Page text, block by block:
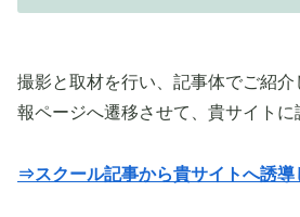
撮影と取材を行い、記事体でご紹
報ページへ遷移させて、貴サイトに
⇒スクール記事から貴サイトへ誘導